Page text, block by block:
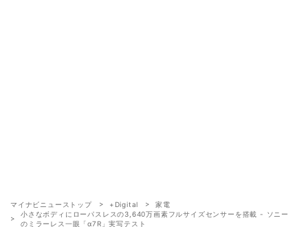
マイナビニューストップ +Digital
家電
小さなボディにローパスレスの3,640万画素フルサイズセンサーを搭載 - ソニー
のミラーレス一眼「α7R」実写テスト